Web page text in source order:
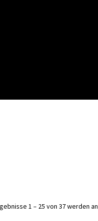
1 – 25 von 37 werden